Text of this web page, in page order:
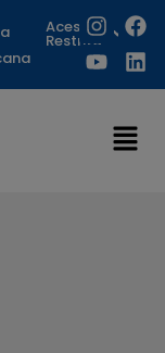
Acesso
Restrito